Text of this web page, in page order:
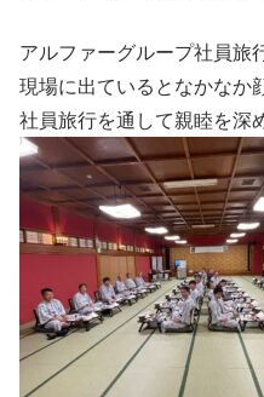
アルファーグループ社員旅
現場に出ているとなかなか
社員旅行を通して親睦を深